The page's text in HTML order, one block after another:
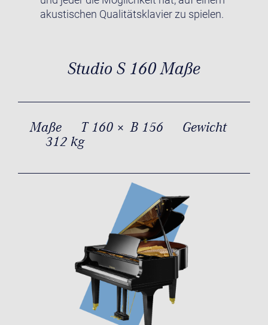
akustischen Qualitätsklavier zu spielen.
Studio S 160 Maße
Maße T 160 × B 156
Gewicht
312 kg